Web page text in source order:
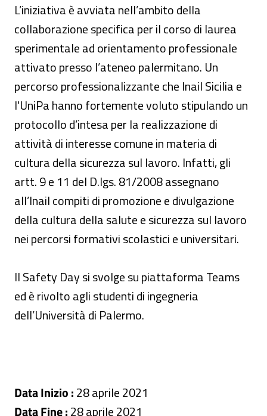
L’iniziativa è avviata nell’ambito della
collaborazione specifica per il corso di laurea
sperimentale ad orientamento professionale
attivato presso l’ateneo palermitano. Un
percorso professionalizzante che Inail Sicilia e
l'UniPa hanno fortemente voluto stipulando un
protocollo d’intesa per la realizzazione di
attività di interesse comune in materia di
cultura della sicurezza sul lavoro. Infatti, gli
artt. 9 e 11 del D.lgs. 81/2008 assegnano
all’Inail compiti di promozione e divulgazione
della cultura della salute e sicurezza sul lavoro
nei percorsi formativi scolastici e universitari.
Il Safety Day si svolge su piattaforma Teams
ed è rivolto agli studenti di ingegneria
dell’Università di Palermo.
Data Inizio :28 aprile 2021
Data Fine :28 aprile 2021